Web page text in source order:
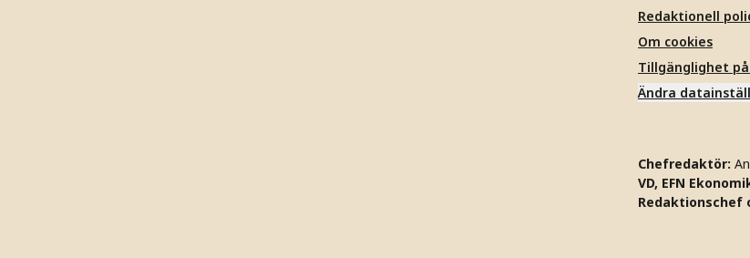
Redaktionell
Om cookies
Tillgänglighet på
Ändra
Chefredaktör:
VD, EFN
Redaktionschef